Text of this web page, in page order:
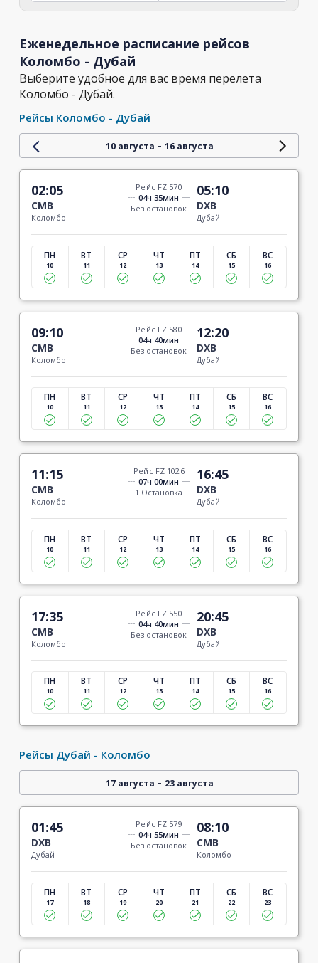
Еженедельное расписание рейсов
Коломбо - Дубай
Выберите удобное для вас время перелета
Коломбо - Дубай.
Рейсы Коломбо - Дубай
10 августа - 16 августа
02:05
CMB
Коломбо
Рейс FZ 570
04ч 35мин
Без остановок
05:10
DXB
Дубай
ПН
10
ВТ
11
СР
12
ЧТ
13
ПТ
14
СБ
15
ВС
16
09:10
CMB
Коломбо
Рейс FZ 580
04ч 40мин
Без остановок
12:20
DXB
Дубай
ПН
10
ВТ
11
СР
12
ЧТ
13
ПТ
14
СБ
15
ВС
16
11:15
CMB
Коломбо
Рейс FZ 1026
07ч 00мин
1 Остановка
16:45
DXB
Дубай
ПН
10
ВТ
11
СР
12
ЧТ
13
ПТ
14
СБ
15
ВС
16
17:35
CMB
Коломбо
Рейс FZ 550
04ч 40мин
Без остановок
20:45
DXB
Дубай
ПН
10
ВТ
11
СР
12
ЧТ
13
ПТ
14
СБ
15
ВС
16
Рейсы Дубай - Коломбо
17 августа - 23 августа
01:45
DXB
Дубай
Рейс FZ 579
04ч 55мин
Без остановок
08:10
CMB
Коломбо
ПН
17
ВТ
18
СР
19
ЧТ
20
ПТ
21
СБ
22
ВС
23